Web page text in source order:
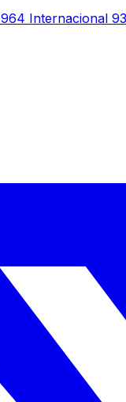
964 Internacional